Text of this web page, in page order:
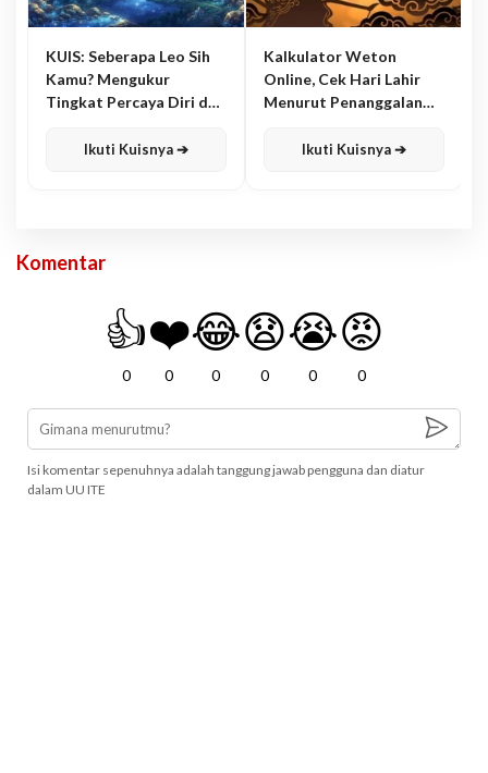
KUIS: Seberapa Leo Sih
Kamu? Mengukur
Tingkat Percaya Diri dan
Ikuti Kuisnya ➔
Kalkulator Weton
Online, Cek Hari Lahir
Menurut Penanggalan
Ikuti Kuisnya ➔
Komentar
👍
0
❤️
0
😂
0
😧
0
😭
0
😡
0
Isi komentar sepenuhnya adalah tanggung jawab pengguna dan diatur
dalam UU ITE